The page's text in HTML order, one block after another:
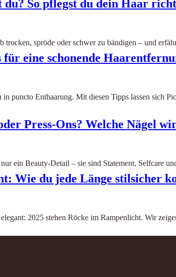
So pflegst du dein Haar
trocken, spröde oder schwer zu bändigen – und
für eine schonende
puncto Enthaarung. Mit diesen Tipps lassen sich
Press-Ons? Welche Nägel
ein Beauty-Detail – sie sind Statement, Selfcare
Wie du jede Länge stilsicher
2025 stehen Röcke im Rampenlicht. Wir